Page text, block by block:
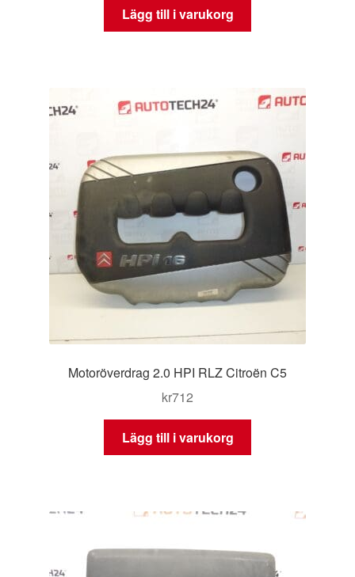
Lägg till i varukorg
Motoröverdrag 2.0 HPI RLZ Citroën C5
kr712
Lägg till i varukorg